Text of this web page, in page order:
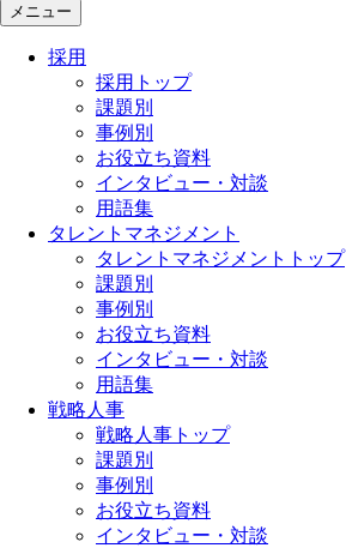
メニュー
採用
採用トップ
課題別
事例別
お役立ち資料
インタビュー・対談
用語集
タレントマネジメント
タレントマネジメントトップ
課題別
事例別
お役立ち資料
インタビュー・対談
用語集
戦略人事
戦略人事トップ
課題別
事例別
お役立ち資料
インタビュー・対談